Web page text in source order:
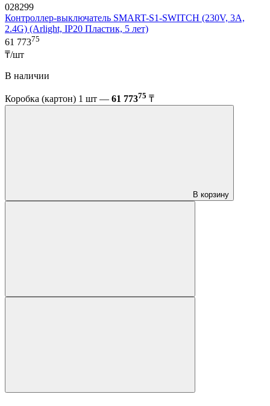
028299
Контроллер-выключатель SMART-S1-SWITCH (230V, 3A,
2.4G) (Arlight, IP20 Пластик, 5 лет)
61 77375
₸/шт
В наличии
Коробка (картон) 1 шт — 61 77375 ₸
В корзину